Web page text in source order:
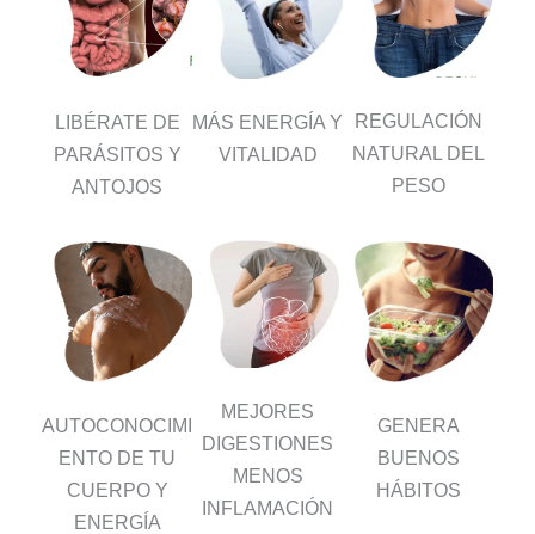
LIBÉRATE DE
PARÁSITOS Y
ANTOJOS
MÁS ENERGÍA Y
VITALIDAD
REGULACIÓN
NATURAL DEL
PESO
AUTOCONOCIMI
ENTO DE TU
CUERPO Y
ENERGÍA
MEJORES
DIGESTIONES
MENOS
INFLAMACIÓN
GENERA
BUENOS
HÁBITOS